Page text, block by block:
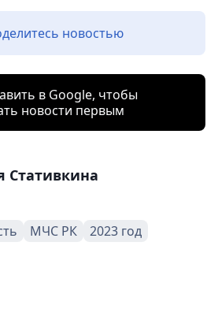
новостью
в Google, чтобы
новости первым
Стативкина
МЧС РК
2023 год